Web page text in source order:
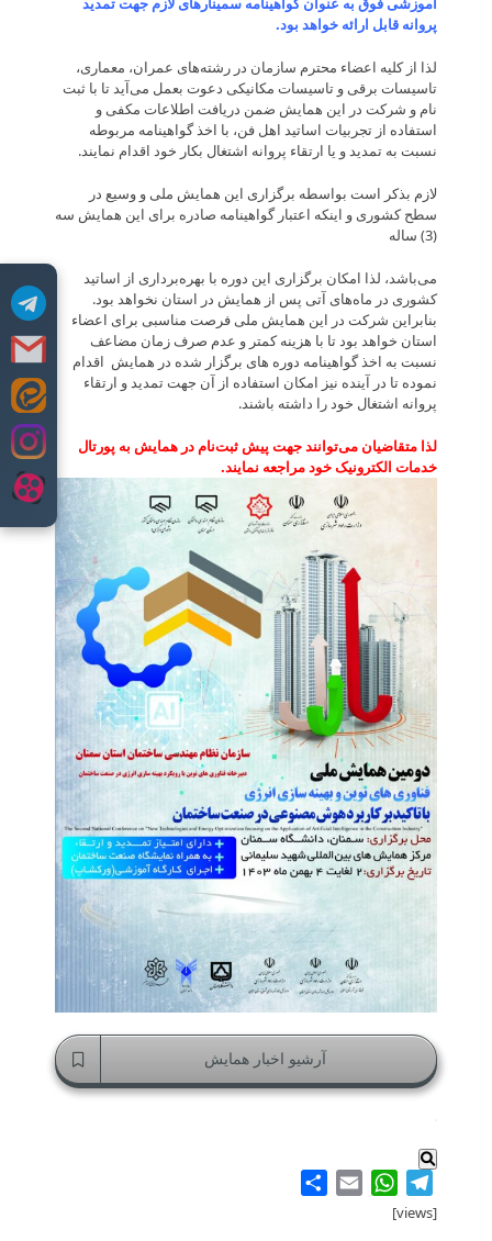
Skip
content
پروانه قابل ارائه خواهد بود.
لذا از کلیه اعضاء محترم سازمان در رشته‌های عمران، معماری،
تاسیسات برقی و تاسیسات مکانیکی دعوت بعمل می‌آید تا با ثبت
نام و شرکت در این همایش ضمن دریافت اطلاعات مکفی و
استفاده از تجربیات اساتید اهل فن، با اخذ گواهینامه مربوطه
نسبت به تمدید و یا ارتقاء پروانه اشتغال بکار خود اقدام نمایند.
لازم بذکر است بواسطه برگزاری این همایش ملی و وسیع در
سطح کشوری و اینکه اعتبار گواهینامه صادره برای این همایش سه
(3) ساله
می‌باشد، لذا امکان برگزاری این دوره با بهره‌برداری از اساتید
کشوری در ماه‌های آتی پس از همایش در استان نخواهد بود.
بنابراین شرکت در این همایش ملی فرصت مناسبی برای اعضاء
استان خواهد بود تا با هزینه کمتر و عدم صرف زمان مضاعف
نسبت به اخذ گواهینامه دوره های برگزار شده در همایش اقدام
نموده تا در آینده نیز امکان استفاده از آن جهت تمدید و ارتقاء
پروانه اشتغال خود را داشته باشند.
لذا متقاضیان می‌توانند جهت پیش ثبت‌نام در همایش به پورتال
خدمات الکترونیک خود مراجعه نمایند.
آرشیو اخبار همایش
.
Telegram
WhatsApp
Email
[views]